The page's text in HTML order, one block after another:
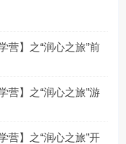
营】之“润心之旅”前
营】之“润心之旅”游
营】之“润心之旅”开